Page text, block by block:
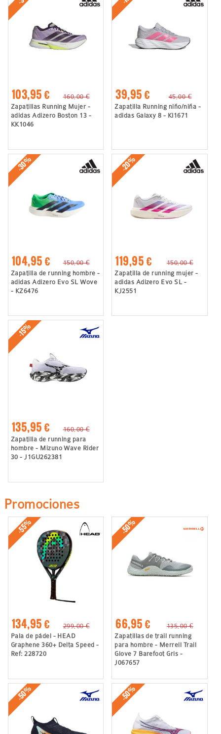
103,95 €
160,00 €
Zapatillas Running Mujer -
adidas Adizero Boston 13 -
KK1046
39,95 €
45,00 €
Zapatilla Running niño/niña -
adidas Galaxy 8 - KI1671
-30%
104,95 €
150,00 €
Zapatilla de running hombre -
adidas Adizero Evo SL Wove
- KZ6476
-20%
119,95 €
150,00 €
Zapatilla de running mujer -
adidas Adizero Evo SL -
KJ2551
-15%
135,95 €
160,00 €
Zapatilla de running para
hombre - Mizuno Wave Rider
30 - J1GU262381
Promociones
-55%
134,95 €
299,00 €
Pala de pádel - HEAD
Graphene 360+ Delta Speed -
Ref: 228720
-50%
66,95 €
135,00 €
Zapatillas de trail running
para hombre - Merrell Trail
Glove 7 Barefoot Gris -
J067657
-50% -50%